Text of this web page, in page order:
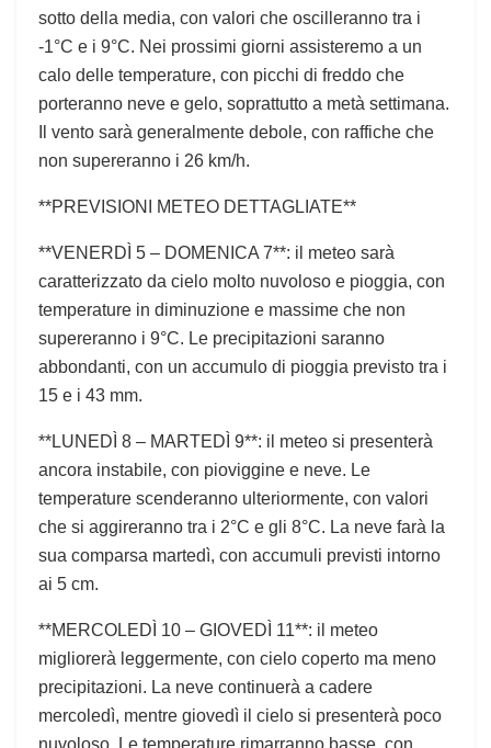
sotto della media, con valori che oscilleranno tra i
-1°C e i 9°C. Nei prossimi giorni assisteremo a un
calo delle temperature, con picchi di freddo che
porteranno neve e gelo, soprattutto a metà settimana.
Il vento sarà generalmente debole, con raffiche che
non supereranno i 26 km/h.
**PREVISIONI METEO DETTAGLIATE**
**VENERDÌ 5 – DOMENICA 7**: il meteo sarà
caratterizzato da cielo molto nuvoloso e pioggia, con
temperature in diminuzione e massime che non
supereranno i 9°C. Le precipitazioni saranno
abbondanti, con un accumulo di pioggia previsto tra i
15 e i 43 mm.
**LUNEDÌ 8 – MARTEDÌ 9**: il meteo si presenterà
ancora instabile, con pioviggine e neve. Le
temperature scenderanno ulteriormente, con valori
che si aggireranno tra i 2°C e gli 8°C. La neve farà la
sua comparsa martedì, con accumuli previsti intorno
ai 5 cm.
**MERCOLEDÌ 10 – GIOVEDÌ 11**: il meteo
migliorerà leggermente, con cielo coperto ma meno
precipitazioni. La neve continuerà a cadere
mercoledì, mentre giovedì il cielo si presenterà poco
nuvoloso. Le temperature rimarranno basse, con